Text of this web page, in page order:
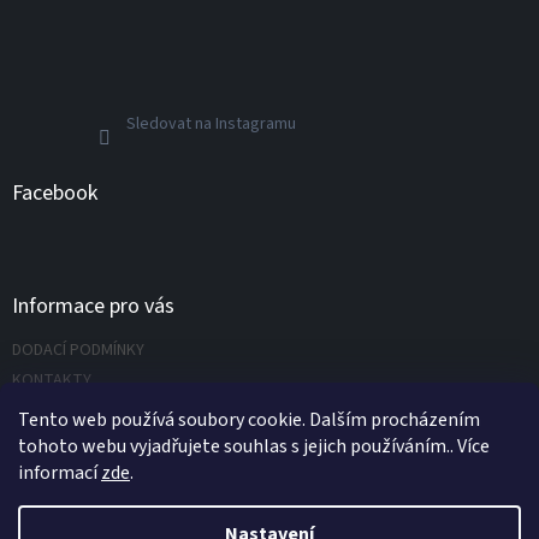
Tento web používá soubory cookie. Dalším procházením
tohoto webu vyjadřujete souhlas s jejich používáním.. Více
informacízde.
Sledovat na Instagramu
Facebook
Informace pro vás
DODACÍ PODMÍNKY
KONTAKTY
Napište nám